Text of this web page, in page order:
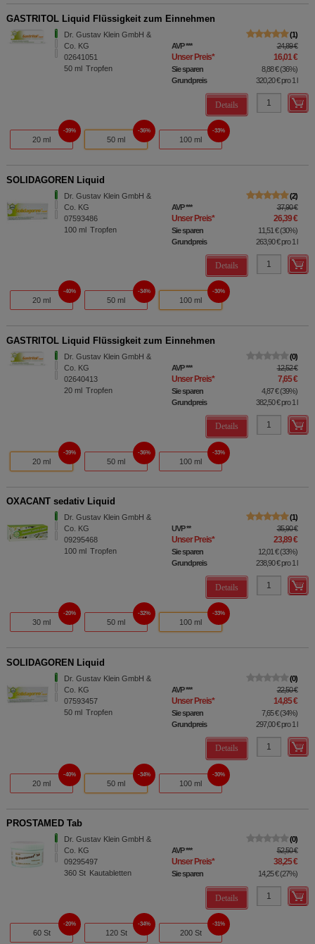
GASTRITOL Liquid Flüssigkeit zum Einnehmen
Dr. Gustav Klein GmbH &
Co. KG
02641051
50 ml Tropfen
1
AVP*** 24,89 €
Unser Preis* 16,01 €
Sie sparen 8,88 €(36%)
Grundpreis
320,20 €pro 1 l
Details
20 ml
39%
50 ml
36%
100 ml
33%
SOLIDAGOREN Liquid
Dr. Gustav Klein GmbH &
Co. KG
07593486
100 ml Tropfen
2
AVP*** 37,90 €
Unser Preis* 26,39 €
Sie sparen 11,51 €(30%)
Grundpreis
263,90 €pro 1 l
Details
20 ml
40%
50 ml
34%
100 ml
30%
GASTRITOL Liquid Flüssigkeit zum Einnehmen
Dr. Gustav Klein GmbH &
Co. KG
02640413
20 ml Tropfen
0
AVP*** 12,52 €
Unser Preis* 7,65 €
Sie sparen 4,87 €(39%)
Grundpreis
382,50 €pro 1 l
Details
20 ml
39%
50 ml
36%
100 ml
33%
OXACANT sedativ Liquid
Dr. Gustav Klein GmbH &
Co. KG
09295468
100 ml Tropfen
1
UVP** 35,90 €
Unser Preis* 23,89 €
Sie sparen 12,01 €(33%)
Grundpreis
238,90 €pro 1 l
Details
30 ml
20%
50 ml
32%
100 ml
33%
SOLIDAGOREN Liquid
Dr. Gustav Klein GmbH &
Co. KG
07593457
50 ml Tropfen
0
AVP*** 22,50 €
Unser Preis* 14,85 €
Sie sparen 7,65 €(34%)
Grundpreis
297,00 €pro 1 l
Details
20 ml
40%
50 ml
34%
100 ml
30%
PROSTAMED Tab
Dr. Gustav Klein GmbH &
Co. KG
09295497
360 St Kautabletten
0
AVP*** 52,50 €
Unser Preis* 38,25 €
Sie sparen 14,25 €(27%)
Details
60 St
20%
120 St
34%
200 St
31%